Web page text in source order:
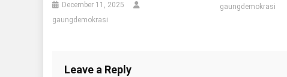
December 11, 2025
gaungdemokrasi
gaungdemokrasi
Leave a Reply